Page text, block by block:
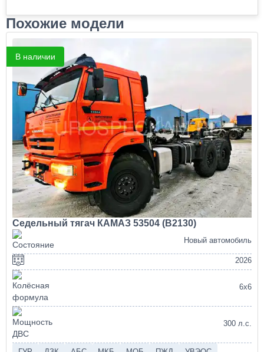
Похожие модели
В наличии
Седельный тягач КАМАЗ 53504 (В2130)
Новый автомобиль
2026
6х6
300 л.с.